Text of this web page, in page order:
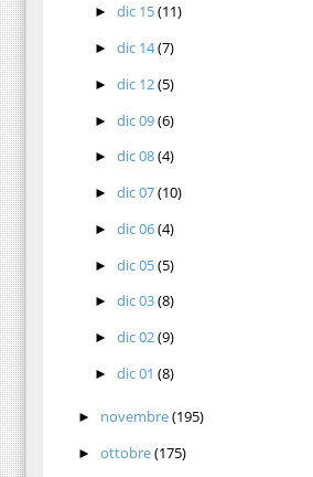
►dic 15(11)
►dic 14(7)
►dic 12(5)
►dic 09(6)
►dic 08(4)
►dic 07(10)
►dic 06(4)
►dic 05(5)
►dic 03(8)
►dic 02(9)
►dic 01(8)
► novembre(195)
► ottobre(175)